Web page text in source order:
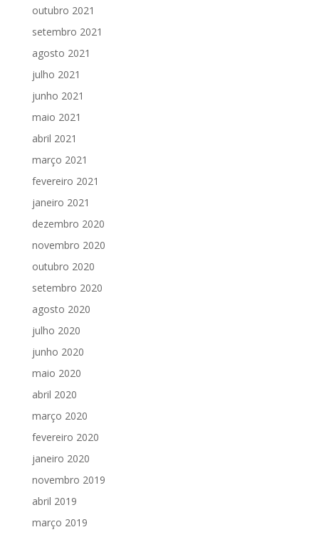
outubro 2021
setembro 2021
agosto 2021
julho 2021
junho 2021
maio 2021
abril 2021
março 2021
fevereiro 2021
janeiro 2021
dezembro 2020
novembro 2020
outubro 2020
setembro 2020
agosto 2020
julho 2020
junho 2020
maio 2020
abril 2020
março 2020
fevereiro 2020
janeiro 2020
novembro 2019
abril 2019
março 2019